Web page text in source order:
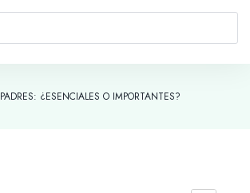
PADRES: ¿ESENCIALES O IMPORTANTES?